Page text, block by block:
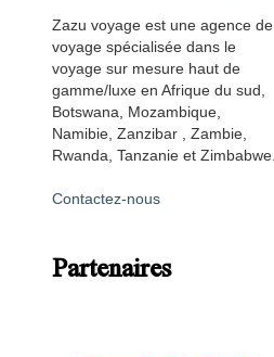
Zazu voyage est une agence de
voyage spécialisée dans le
voyage sur mesure haut de
gamme/luxe en Afrique du sud,
Botswana, Mozambique,
Namibie, Zanzibar , Zambie,
Rwanda, Tanzanie et Zimbabwe.
Contactez-nous
Partenaires